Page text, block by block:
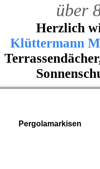
über
Herzlich
Klüttermann
Pergolamarkisen